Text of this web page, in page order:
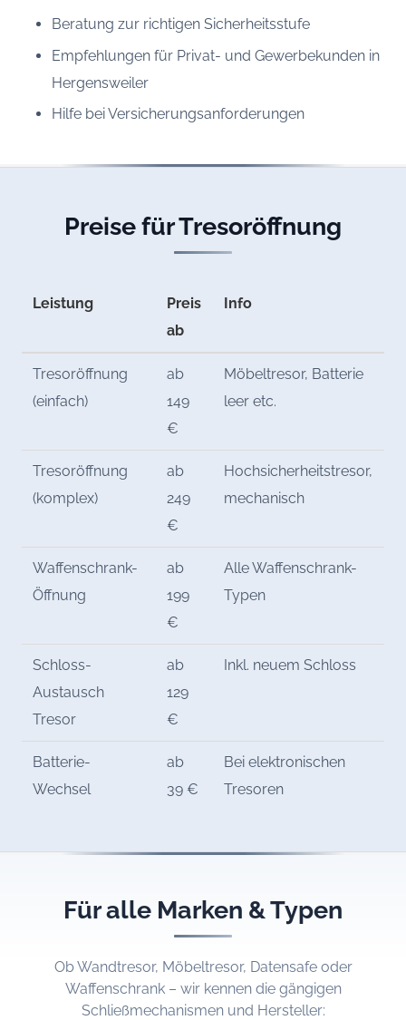
Beratung zur richtigen Sicherheitsstufe
Empfehlungen für Privat- und Gewerbekunden in
Hergensweiler
Hilfe bei Versicherungsanforderungen
Preise für Tresoröffnung
Leistung
Preis
ab
Info
Tresoröffnung
(einfach)
ab
149
€
Möbeltresor, Batterie
leer etc.
Tresoröffnung
(komplex)
ab
249
€
Hochsicherheitstresor,
mechanisch
Waffenschrank-
Öffnung
ab
199
€
Alle Waffenschrank-
Typen
Schloss-
Austausch
Tresor
ab
129
€
Inkl. neuem Schloss
Batterie-
Wechsel
ab
39 €
Bei elektronischen
Tresoren
Für alle Marken & Typen
Ob Wandtresor, Möbeltresor, Datensafe oder
Waffenschrank – wir kennen die gängigen
Schließmechanismen und Hersteller: